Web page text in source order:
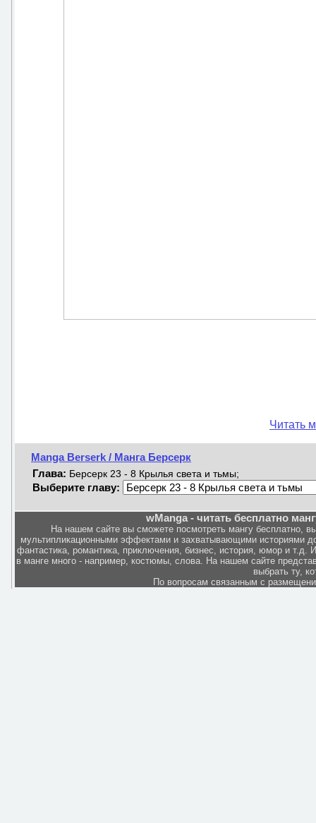
Читать
Manga Berserk / Манга Берсерк
Глава: Берсерк 23 - 8 Крылья света и тьмы;
Выберите главу:
wManga - читать бесплатно
На нашем сайте вы сможете посмотреть мангу бесплатно,
мультипликационными эффектами и захватывающими историями
фантастика, романтика, приключения, бизнес, история, юмор и
в манге много - например, костюмы, слова. На нашем сайте
выбрать ту,
По вопросам связанным с